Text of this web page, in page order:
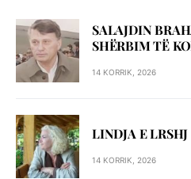
SALAJDIN
SHЁRBIM TЁ
14 KORRIK, 2026
LINDJA E LRSHJ
14 KORRIK, 2026